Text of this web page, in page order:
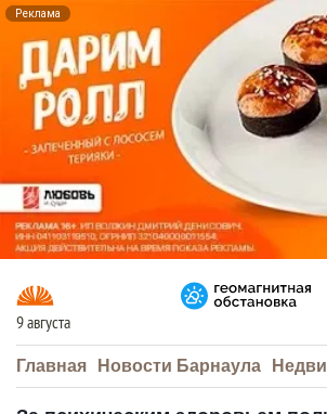
Реклама
9 августа
Главная Новости Барнаула